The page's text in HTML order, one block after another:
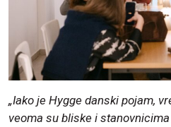
„Iako je Hygge danski pojam,
veoma su bliske i